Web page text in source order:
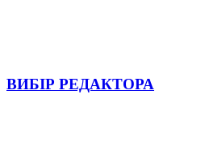
ВИБІР РЕДАКТОРА